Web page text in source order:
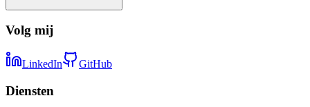
Volg mij
LinkedIn GitHub
Diensten